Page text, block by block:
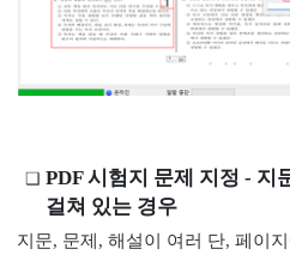
PDF 시험지 문제 지정 - 지
걸쳐 있는 경우
지문, 문제, 해설이 여러 단, 페이